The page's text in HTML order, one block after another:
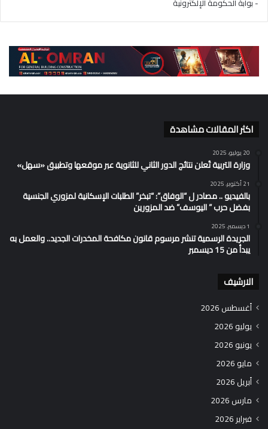
اكثر المقالات مشاهدة
20 يوليو، 2025
وزارة التربية تُعلن نتائج الدور الثاني للثانوية عبر موقعها وتطبيق «سهل»
21 أكتوبر، 2025
بالفيديو .. مصادر ل “الوفاق”: “تبخر” الطلبات الإسكانية لمزوري الجنسية
بفضل حرب ” اليوسف” ضد المزورين
1 ديسمبر، 2025
الجريدة الرسمية تنشر مرسوم قانون مكافحة المخدرات الجديد.. والعمل به
يبدأ من 15 ديسمبر
الارشيف
أغسطس 2026
يوليو 2026
يونيو 2026
مايو 2026
أبريل 2026
مارس 2026
فبراير 2026